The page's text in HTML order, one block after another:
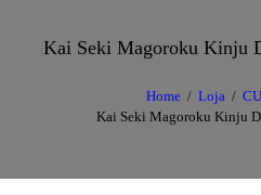
Kai Seki Magoroku Kinju
Home Loja
Kai Seki Magoroku Kinju